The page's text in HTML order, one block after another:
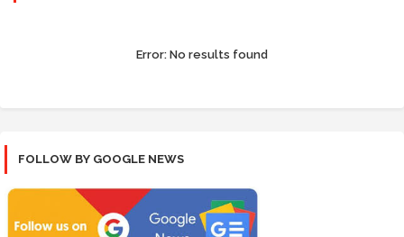
Error: No results found
FOLLOW BY GOOGLE NEWS